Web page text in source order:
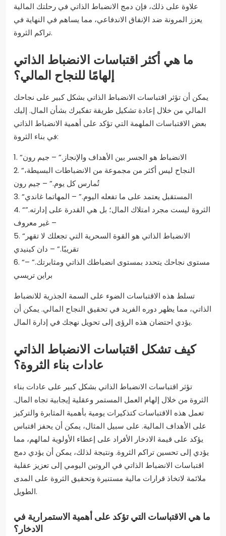
علاوة على ذلك، فإن دمج الانضباط الذاتي في رحلتك المالية
يعزز المرونة ضد الإنفاق الاندفاعي، مما يساهم في النهاية في
تراكم الثروة.
ما هي أكثر اقتباسات الانضباط الذاتي
إلهامًا للنجاح المالي؟
يمكن أن تؤثر اقتباسات الانضباط الذاتي بشكل كبير على نجاحك
المالي من خلال إعادة تشكيل طريقة تفكيرك بشأن المال. إليك
بعض الاقتباسات الملهمة التي تؤكد على أهمية الانضباط الذاتي
في بناء الثروة:
1. “الانضباط هو الجسر بين الأهداف والإنجاز.” – جيم رون
2. “النجاح ليس أكثر من مجموعة من الانضباطات البسيطة،
تُمارس كل يوم.” – جيم رون
3. “المستقبل يعتمد على ما تفعله اليوم.” – المهاتما غاندي
4. “الثروة ليست مجرد امتلاك المال؛ بل هي القدرة على إدارته.”
– غير معروف
5. “الانضباط الذاتي هو القوة السحرية التي تجعلك لا تقهر
تقريبًا.” – دان كينيدي
6. “مستوى نجاحك يتحدد بمستوى انضباطك الذاتي ومثابرتك.” –
براين تريسي
تسلط هذه الاقتباسات الضوء على السمة الجذرية للانضباط
الذاتي، مما يظهر دوره الفريد في تحقيق النجاح المالي. يمكن أن
يؤدي احتضان هذه الرؤى إلى تحويل نهجك في إدارة المال.
كيف تشكل اقتباسات الانضباط الذاتي
عادات بناء الثروة؟
تؤثر اقتباسات الانضباط الذاتي بشكل كبير على عادات بناء
الثروة من خلال إلهام العمل المستمر وعقلية إيجابية تجاه المال.
تعمل هذه الاقتباسات كتذكيرات يومية بأهمية المثابرة والتركيز
على الأهداف المالية. على سبيل المثال، يمكن أن يحفز اقتباس
يؤكد على قيمة الادخار الأفراد على إعطاء الأولوية لمالهم، مما
يؤدي إلى تحسين تراكم الثروة. ونتيجة لذلك، يمكن أن يؤدي دمج
اقتباسات الانضباط الذاتي في الروتين اليومي إلى تعزيز عقلية
ملائمة لاتخاذ قرارات مالية مستنيرة وتحقيق الثروة على المدى
الطويل.
ما هي الاقتباسات التي تؤكد على أهمية الاستمرارية في
الادخار؟